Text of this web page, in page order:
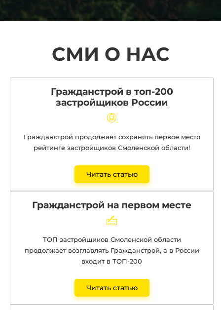
СМИ О НАС
Гражданстрой в топ-200
застройщиков России
Гражданстрой продолжает сохранять первое место
рейтинге застройщиков Смоленской области!
Читать статью
Гражданстрой на первом месте
ТОП застройщиков Смоленской области
продолжает возглавлять Гражданстрой, а в России
входит в ТОП-200
Читать статью